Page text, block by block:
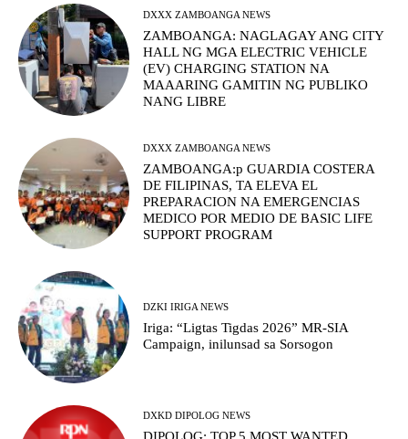
DXXX ZAMBOANGA NEWS
ZAMBOANGA: NAGLAGAY ANG CITY
HALL NG MGA ELECTRIC VEHICLE
(EV) CHARGING STATION NA
MAAARING GAMITIN NG PUBLIKO
NANG LIBRE
DXXX ZAMBOANGA NEWS
ZAMBOANGA:p GUARDIA COSTERA
DE FILIPINAS, TA ELEVA EL
PREPARACION NA EMERGENCIAS
MEDICO POR MEDIO DE BASIC LIFE
SUPPORT PROGRAM
DZKI IRIGA NEWS
Iriga: “Ligtas Tigdas 2026” MR-SIA
Campaign, inilunsad sa Sorsogon
DXKD DIPOLOG NEWS